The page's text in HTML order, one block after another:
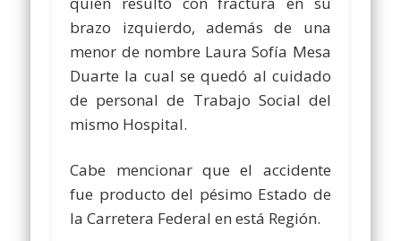
brazo izquierdo, además de una
menor de nombre Laura Sofía Mesa
Duarte la cual se quedó al cuidado
de personal de Trabajo Social del
mismo Hospital.
Cabe mencionar que el accidente
fue producto del pésimo Estado de
la Carretera Federal en está Región.